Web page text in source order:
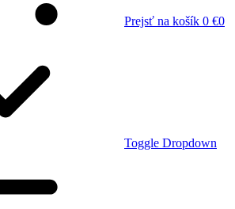
Prejsť na košík 0 €0
Toggle Dropdown